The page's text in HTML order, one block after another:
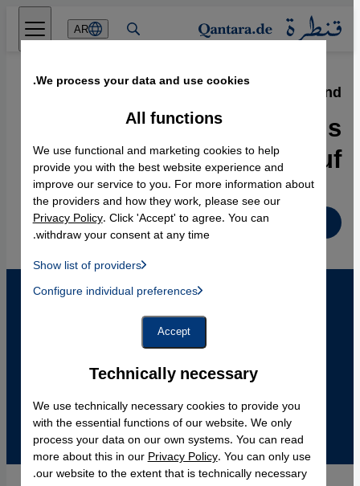
Direkt zum Inhalt springen
AR
Integration in Deutschland
·
03.12.2010
Integration ist besser als
ihr Ruf
We process your data and use cookies.
Technically necessary
We use technically necessary cookies to provide you
with the essential functions of our website. We only
process your data on our own systems. You can read
more about this in ourPrivacy Policy. You can only use
our website to the extent that is technically necessary.
All functions
We use functional and marketing cookies to help
provide you with the best website experience and
improve our service to you. For more information about
the providers and how they work, please see our
Privacy Policy. Click 'Accept' to agree. You can
withdraw your consent at any time.
Show list of providers
Instagram Embed, Twitter Embed, Youtube Embed
Facebook Embed / Facebook Connect
Google Maps Embed
Configure individual preferences
Accept